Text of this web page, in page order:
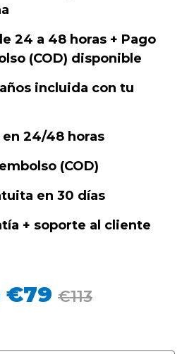
24 a 48 horas + Pago
(COD) disponible
incluida con tu
24/48 horas
(COD)
en 30 días
+ soporte al cliente
€79 €113